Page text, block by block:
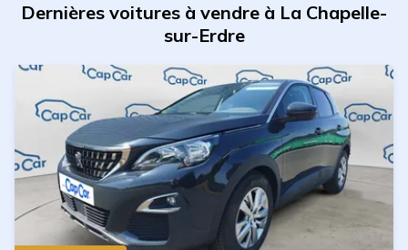
Dernières voitures à vendre à La Chapelle-
sur-Erdre